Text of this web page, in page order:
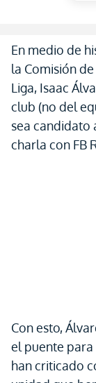
En medio de
la Comisión
Liga, Isaac
club (no del
sea candidato
charla con FB
Con esto,
el puente para
han criticado